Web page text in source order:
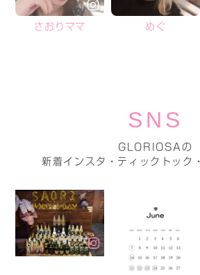
さおりママ めぐ
SNS
GLORIOSAの
新着インスタ・ティックトック